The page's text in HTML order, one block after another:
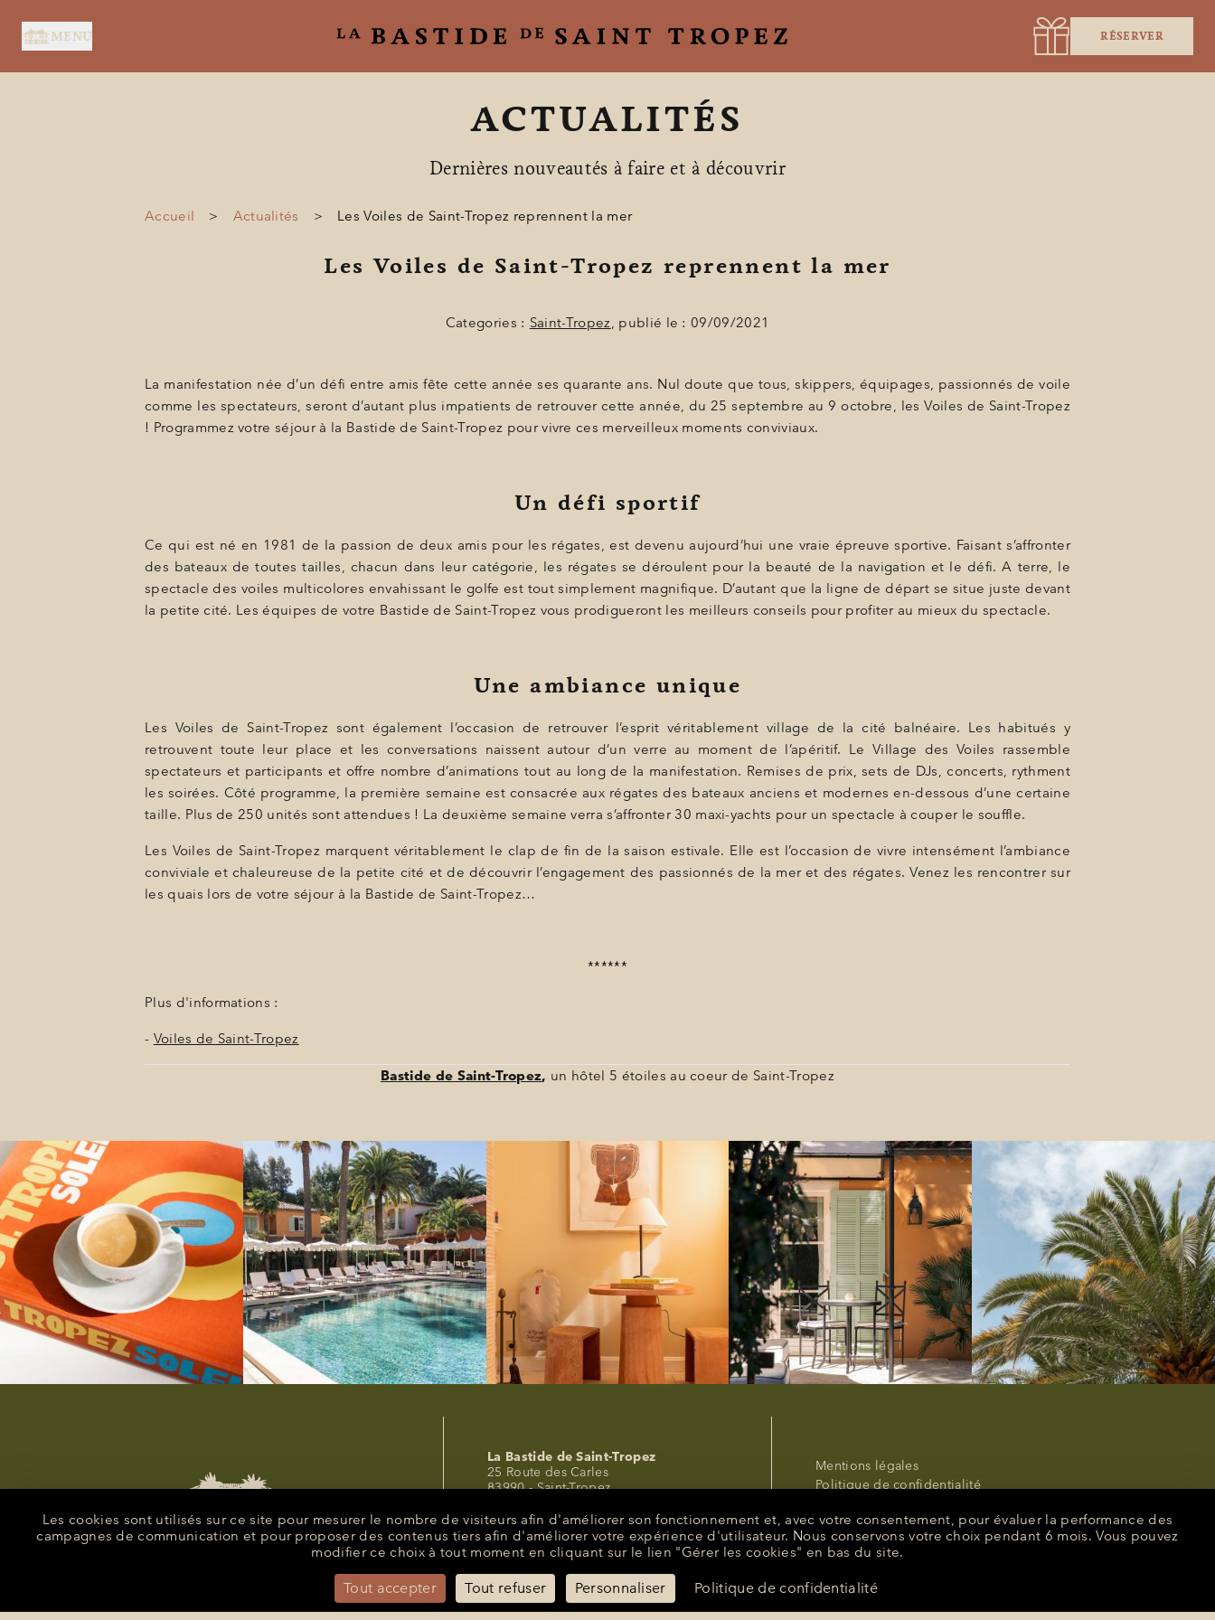
MENU RÉSERVER
SPA BY HOLIDERMIE
BONS CADEAUX
PROGRAMMATION
ACTUALITÉS
Dernières nouveautés à faire et à découvrir
Accueil > Actualités > Les Voiles de Saint-Tropez reprennent la mer
Les Voiles de Saint-Tropez reprennent la mer
Categories : Saint-Tropez, publié le : 09/09/2021
La manifestation née d’un défi entre amis fête cette année ses quarante ans. Nul doute que tous, skippers, équipages, passionnés de voile
comme les spectateurs, seront d’autant plus impatients de retrouver cette année, du 25 septembre au 9 octobre, les Voiles de Saint-Tropez
! Programmez votre séjour à la Bastide de Saint-Tropez pour vivre ces merveilleux moments conviviaux.
Un défi sportif
Ce qui est né en 1981 de la passion de deux amis pour les régates, est devenu aujourd’hui une vraie épreuve sportive. Faisant s’affronter
des bateaux de toutes tailles, chacun dans leur catégorie, les régates se déroulent pour la beauté de la navigation et le défi. A terre, le
spectacle des voiles multicolores envahissant le golfe est tout simplement magnifique. D’autant que la ligne de départ se situe juste devant
la petite cité. Les équipes de votre Bastide de Saint-Tropez vous prodigueront les meilleurs conseils pour profiter au mieux du spectacle.
Une ambiance unique
Les Voiles de Saint-Tropez sont également l’occasion de retrouver l’esprit véritablement village de la cité balnéaire. Les habitués y
retrouvent toute leur place et les conversations naissent autour d’un verre au moment de l’apéritif. Le Village des Voiles rassemble
spectateurs et participants et offre nombre d’animations tout au long de la manifestation. Remises de prix, sets de DJs, concerts, rythment
les soirées. Côté programme, la première semaine est consacrée aux régates des bateaux anciens et modernes en-dessous d’une certaine
taille. Plus de 250 unités sont attendues ! La deuxième semaine verra s’affronter 30 maxi-yachts pour un spectacle à couper le souffle.
Les Voiles de Saint-Tropez marquent véritablement le clap de fin de la saison estivale. Elle est l’occasion de vivre intensément l’ambiance
conviviale et chaleureuse de la petite cité et de découvrir l’engagement des passionnés de la mer et des régates. Venez les rencontrer sur
les quais lors de votre séjour à la Bastide de Saint-Tropez…
******
Plus d'informations :
- Voiles de Saint-Tropez
Bastide de Saint-Tropez, un hôtel 5 étoiles au coeur de Saint-Tropez
La Bastide de Saint-Tropez
25 Route des Carles
83990 - Saint-Tropez
+33 (0)4 94 55 82 55
reception@bastidesaint-tropez.com
Contact Presse :
philippine@latelierrp.com
Mentions légales
Politique de confidentialité
Nos offres d'emploi
Candidatures spontannées
Presse
Gérer les cookies
Les cookies sont utilisés sur ce site pour mesurer le nombre de visiteurs afin d'améliorer son fonctionnement et, avec votre consentement, pour évaluer la performance des
campagnes de communication et pour proposer des contenus tiers afin d'améliorer votre expérience d'utilisateur. Nous conservons votre choix pendant 6 mois. Vous pouvez
modifier ce choix à tout moment en cliquant sur le lien "Gérer les cookies" en bas du site.
Tout accepter Tout refuser Personnaliser Politique de confidentialité